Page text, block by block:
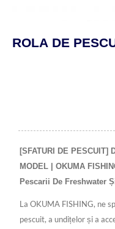
ROLA DE
[SFATURI DE PESCUIT]
MODEL | OKUMA
Pescarii De Freshwater
La OKUMA FISHING, ne
pescuit, a undițelor și a